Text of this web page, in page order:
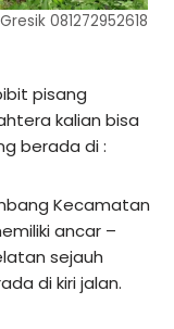
081272952618
pisang
kalian bisa
berada di :
Kecamatan
ancar –
sejauh
di kiri jalan.